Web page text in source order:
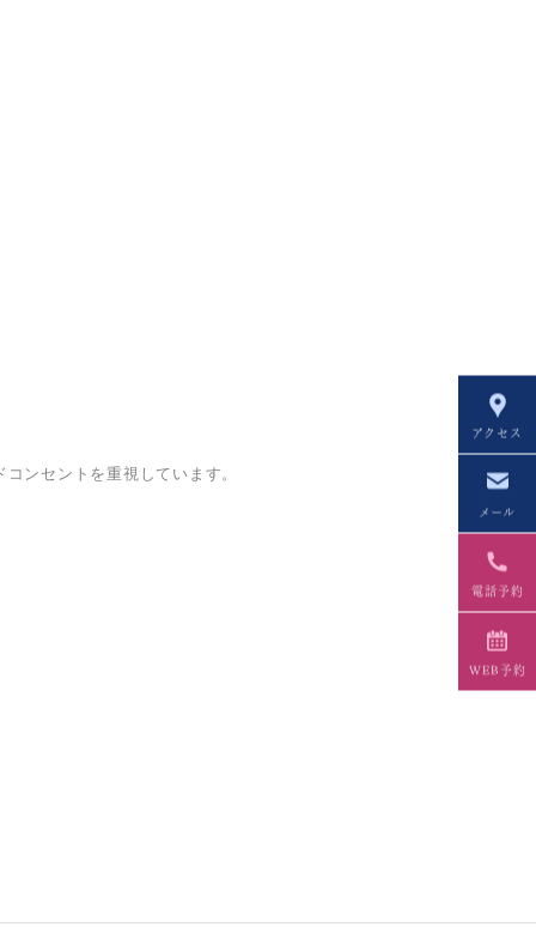
アクセス
メール
電話予約
WEB予約
ンセントを重視しています。